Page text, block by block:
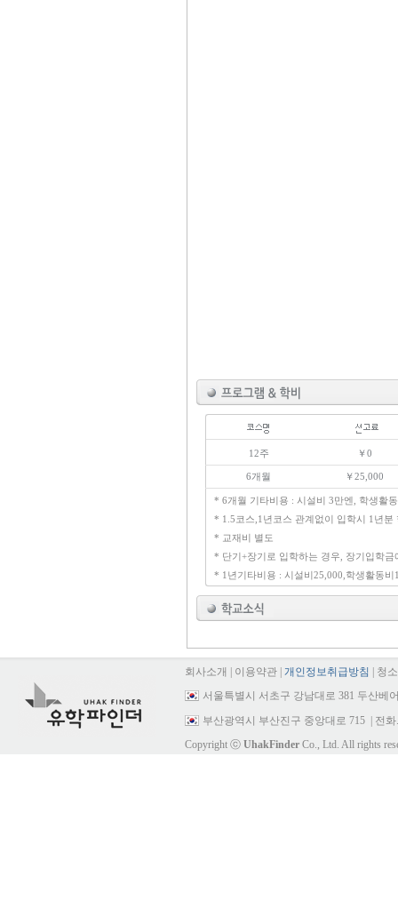
12주 ￥0
6개월 ￥25,000
* 6개월 기타비용 : 시설비 3만엔, 학생활
* 1.5코스,1년코스 관계없이 입학시 1년
* 교재비 별도
* 단기+장기로 입학하는 경우, 장기입학금
* 1년기타비용 : 시설비25,000,학생활동비
회사소개 이용약관 개인정보취급방침
청
서울특별시 서초구 강남대로 381 두산베
부산광역시 부산진구 중앙대로 715
| 전
Copyright ⓒ UhakFinder Co., Ltd. All rights